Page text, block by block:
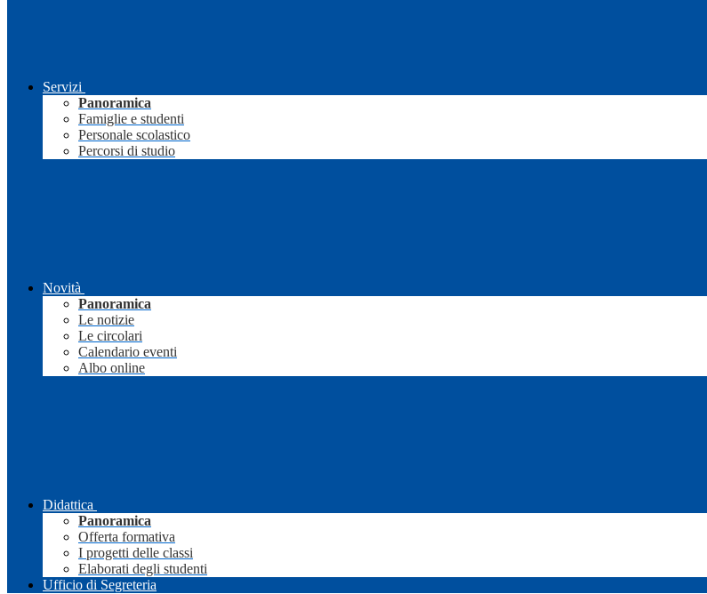
Servizi
Panoramica
Famiglie e studenti
Personale scolastico
Percorsi di studio
Novità
Panoramica
Le notizie
Le circolari
Calendario eventi
Albo online
Didattica
Panoramica
Offerta formativa
I progetti delle classi
Elaborati degli studenti
Ufficio di Segreteria